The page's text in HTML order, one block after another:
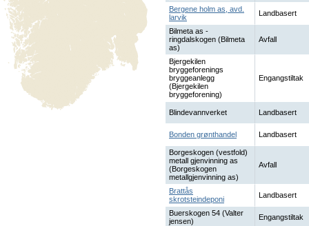
Bergene holm as, avd.
larvik
Landbasert
Bilmeta as -
ringdalskogen (Bilmeta
as)
Avfall
Bjergekilen
bryggeforenings
bryggeanlegg
(Bjergekilen
bryggeforening)
Engangstiltak
Blindevannverket Landbasert
Bonden grønthandel Landbasert
Borgeskogen (vestfold)
metall gjenvinning as
(Borgeskogen
metallgjenvinning as)
Avfall
Brattås
skrotsteindeponi
Landbasert
Buerskogen 54 (Valter
jensen)
Engangstiltak